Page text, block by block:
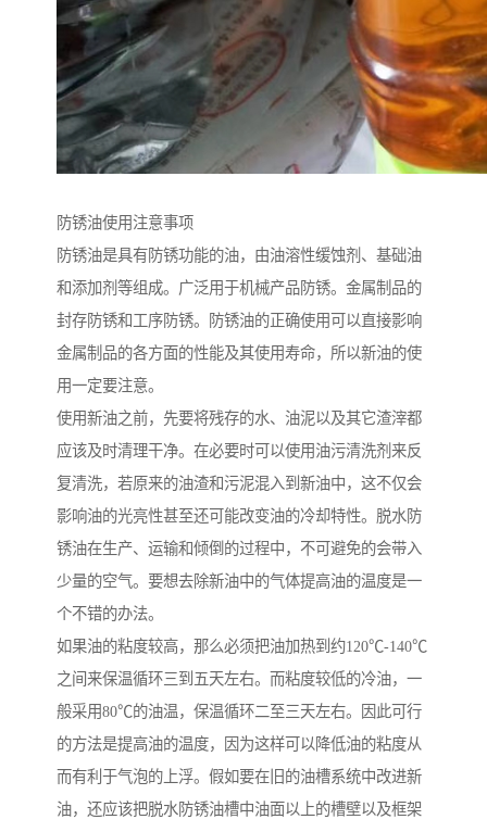
防锈油使用注意事项
防锈油是具有防锈功能的油，由油溶性缓蚀剂、基础油
和添加剂等组成。广泛用于机械产品防锈。金属制品的
封存防锈和工序防锈。防锈油的正确使用可以直接影响
金属制品的各方面的性能及其使用寿命，所以新油的使
用一定要注意。
使用新油之前，先要将残存的水、油泥以及其它渣滓都
应该及时清理干净。在必要时可以使用油污清洗剂来反
复清洗，若原来的油渣和污泥混入到新油中，这不仅会
影响油的光亮性甚至还可能改变油的冷却特性。脱水防
锈油在生产、运输和倾倒的过程中，不可避免的会带入
少量的空气。要想去除新油中的气体提高油的温度是一
个不错的办法。
如果油的粘度较高，那么必须把油加热到约120℃-140℃
之间来保温循环三到五天左右。而粘度较低的冷油，一
般采用80℃的油温，保温循环二至三天左右。因此可行
的方法是提高油的温度，因为这样可以降低油的粘度从
而有利于气泡的上浮。假如要在旧的油槽系统中改进新
油，还应该把脱水防锈油槽中油面以上的槽壁以及框架